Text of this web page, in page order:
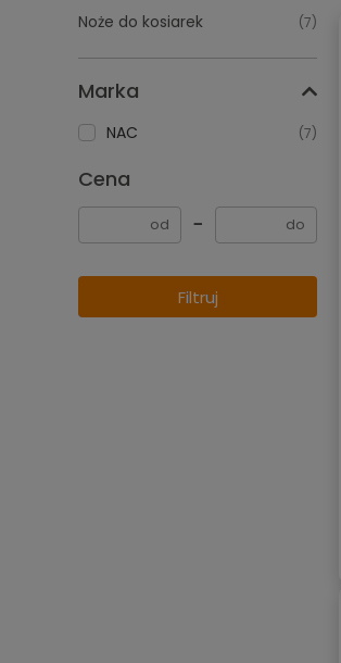
Noże do kosiarek
(7)
Marka
NAC (7)
Cena
−
Filtruj